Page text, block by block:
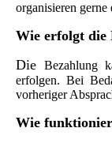
organisieren
Wie erfolgt die
Die Bezahlung
erfolgen. Bei
vorheriger
Wie